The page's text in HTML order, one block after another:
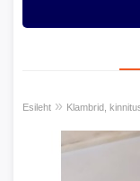
Esileht » Klambrid,